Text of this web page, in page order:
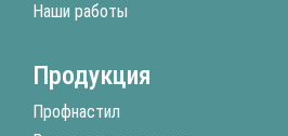
Наши работы
Продукция
Профнастил